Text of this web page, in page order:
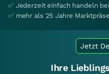
✅ Jederzeit einfach handeln
✅ mehr als 25 Jahre
Jetzt
Ihre